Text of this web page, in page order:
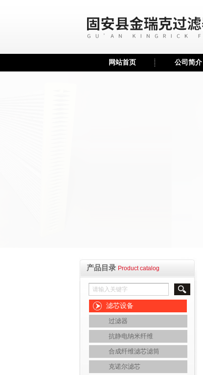
网站首页 公司简介
产品目录 Product catalog
滤芯设备
过滤器
抗静电纳米纤维
合成纤维滤芯滤筒
克诺尔滤芯